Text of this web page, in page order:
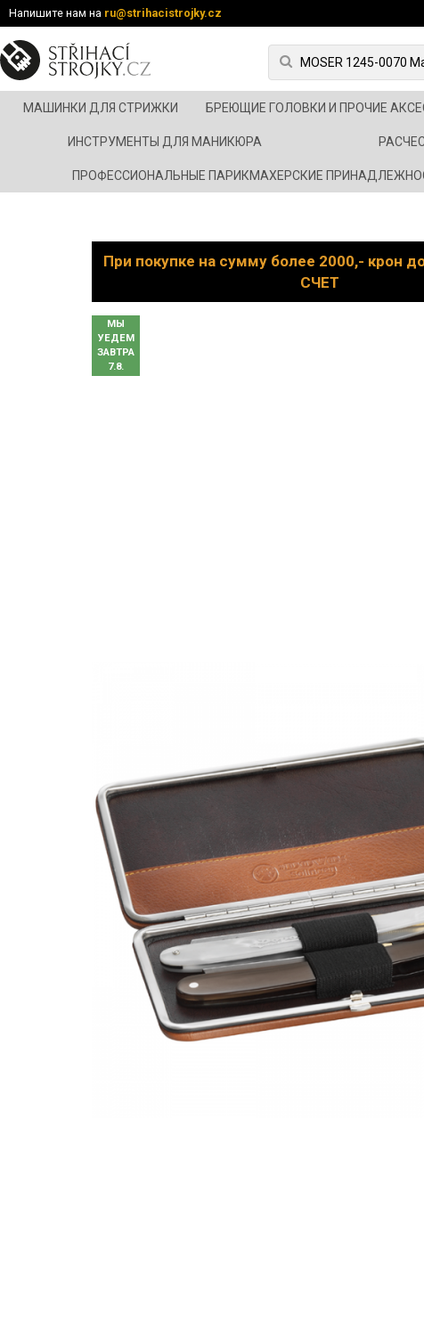
Напишите нам на ru@strihacistrojky.cz
МАШИНКИ ДЛЯ СТРИЖКИ БРЕЮЩИЕ ГОЛОВКИ И ПРОЧИЕ
ИНСТРУМЕНТЫ ДЛЯ МАНИКЮРА
ПРОФЕССИОНАЛЬНЫЕ ПАРИКМАХЕРСКИЕ
При покупке на сумму более 2000,- крон
СЧЕТ
МЫ
УЕДЕМ
ЗАВТРА
7.8.